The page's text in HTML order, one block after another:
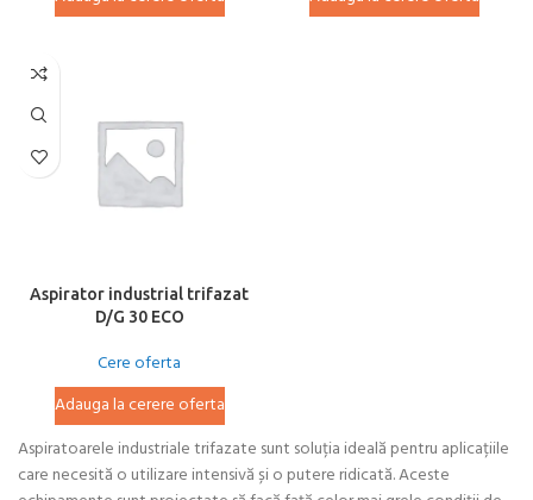
Aspirator industrial trifazat
D/G 30 ECO
Cere oferta
Adauga la cerere oferta
Aspiratoarele industriale trifazate sunt soluția ideală pentru aplicațiile
care necesită o utilizare intensivă și o putere ridicată. Aceste